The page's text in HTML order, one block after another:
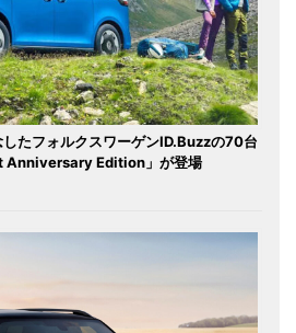
したフォルクスワーゲンID.Buzzの70台
Anniversary Edition」が登場